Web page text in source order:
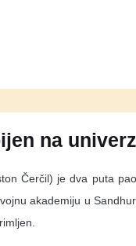
na
Čerčil) je dva puta
akademiju u